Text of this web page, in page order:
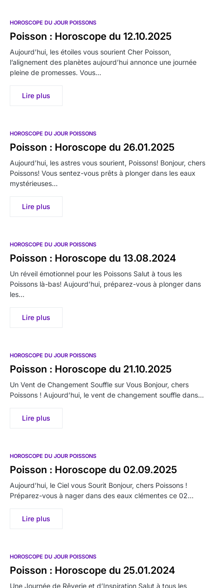
HOROSCOPE DU JOUR POISSONS
Poisson : Horoscope du 12.10.2025
Aujourd’hui, les étoiles vous sourient Cher Poisson,
l’alignement des planètes aujourd’hui annonce une journée
pleine de promesses. Vous…
Lire plus
HOROSCOPE DU JOUR POISSONS
Poisson : Horoscope du 26.01.2025
Aujourd’hui, les astres vous sourient, Poissons! Bonjour, chers
Poissons! Vous sentez-vous prêts à plonger dans les eaux
mystérieuses…
Lire plus
HOROSCOPE DU JOUR POISSONS
Poisson : Horoscope du 13.08.2024
Un réveil émotionnel pour les Poissons Salut à tous les
Poissons là-bas! Aujourd’hui, préparez-vous à plonger dans
les…
Lire plus
HOROSCOPE DU JOUR POISSONS
Poisson : Horoscope du 21.10.2025
Un Vent de Changement Souffle sur Vous Bonjour, chers
Poissons ! Aujourd’hui, le vent de changement souffle dans…
Lire plus
HOROSCOPE DU JOUR POISSONS
Poisson : Horoscope du 02.09.2025
Aujourd’hui, le Ciel vous Sourit Bonjour, chers Poissons !
Préparez-vous à nager dans des eaux clémentes ce 02…
Lire plus
HOROSCOPE DU JOUR POISSONS
Poisson : Horoscope du 25.01.2024
Une Journée de Rêverie et d’Inspiration Salut à tous les